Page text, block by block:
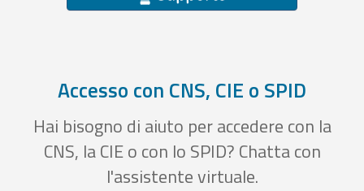
Accesso con CNS, CIE o SPID
Hai bisogno di aiuto per accedere con la
CNS, la CIE o con lo SPID? Chatta con
l'assistente virtuale.